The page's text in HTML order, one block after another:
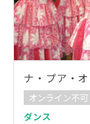
ナ・プア・
オンライン不可
ダンス